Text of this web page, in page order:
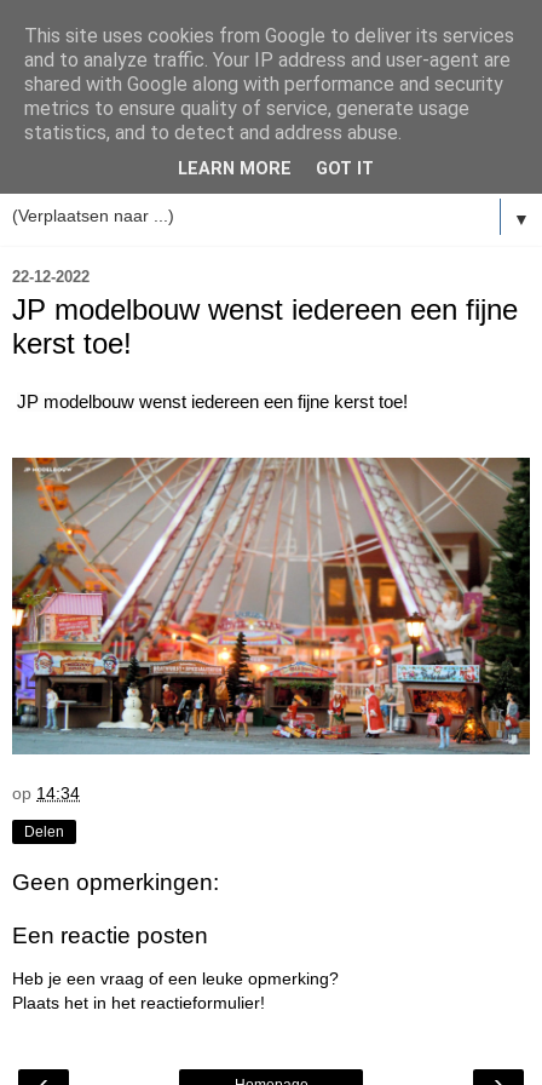
▼
22-12-2022
JP modelbouw wenst iedereen een fijne
kerst toe!
JP modelbouw wenst iedereen een fijne kerst toe!
op 14:34
Delen
Geen opmerkingen:
Een reactie posten
Heb je een vraag of een leuke opmerking?
Plaats het in het reactieformulier!
This site uses cookies from Google to deliver its services
and to analyze traffic. Your IP address and user-agent are
shared with Google along with performance and security
metrics to ensure quality of service, generate usage
statistics, and to detect and address abuse.
LEARN MORE GOT IT